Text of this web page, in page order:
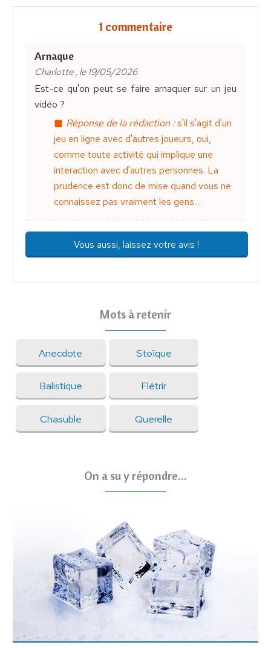
1 commentaire
Arnaque
Charlotte , le 19/05/2026
Est-ce qu'on peut se faire arnaquer sur un jeu
vidéo ?
Réponse de la rédaction :s'il s'agit d'un
jeu en ligne avec d'autres joueurs, oui,
comme toute activité qui implique une
interaction avec d'autres personnes. La
prudence est donc de mise quand vous ne
connaissez pas vraiment les gens...
Vous aussi, laissez votre avis !
Mots à retenir
Anecdote Stoïque
Balistique Flétrir
Chasuble Querelle
On a su y répondre...